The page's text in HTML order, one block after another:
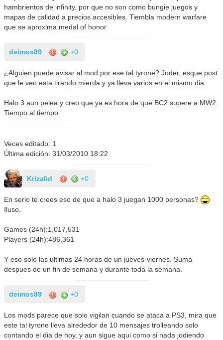
hambrientos de infinity, por que no son como bungie juegos y
mapas de calidad a precios accesibles. Tiembla modern warfare
que se aproxima medal of honor
deimos89 +0
¿Alguien puede avisar al mod por ese tal tyrone? Joder, esque post
que le veo esta tirando mierda y ya lleva varios en el mismo dia.
Halo 3 aun pelea y creo que ya es hora de que BC2 supere a MW2.
Tiempo al tiempo.
Veces editado: 1
Última edición: 31/03/2010 18:22
Krizalid +0
En serio te crees eso de que a halo 3 juegan 1000 personas?
Iluso.
Games (24h):1,017,531
Players (24h):486,361
Y eso solo las ultimas 24 horas de un jueves-viernes. Suma
despues de un fin de semana y durante toda la semana.
deimos89 +0
Los mods parece que solo vigilan cuando se ataca a PS3, mira que
este tal tyrone lleva alrededor de 10 mensajes trolleando solo
contando el dia de hoy, y aun sigue aqui como si nada jodiendo